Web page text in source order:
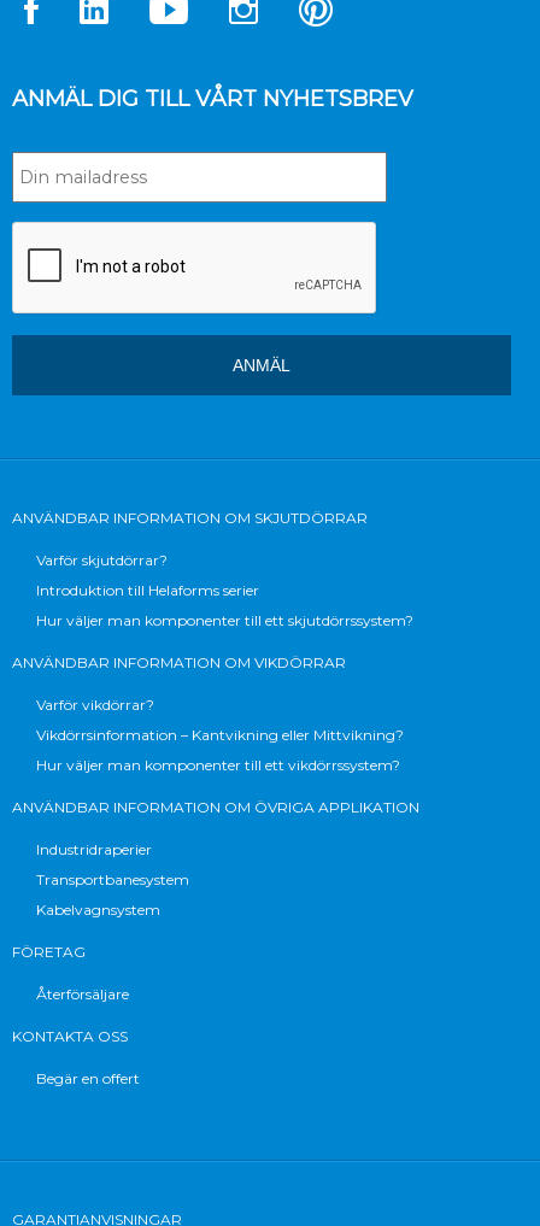
ANMÄL DIG TILL VÅRT NYHETSBREV
ANVÄNDBAR INFORMATION OM SKJUTDÖRRAR
Varför skjutdörrar?
Introduktion till Helaforms serier
Hur väljer man komponenter till ett skjutdörrssystem?
ANVÄNDBAR INFORMATION OM VIKDÖRRAR
Varför vikdörrar?
Vikdörrsinformation – Kantvikning eller Mittvikning?
Hur väljer man komponenter till ett vikdörrssystem?
ANVÄNDBAR INFORMATION OM ÖVRIGA APPLIKATION
Industridraperier
Transportbanesystem
Kabelvagnsystem
FÖRETAG
Återförsäljare
KONTAKTA OSS
Begär en offert
GARANTIANVISNINGAR